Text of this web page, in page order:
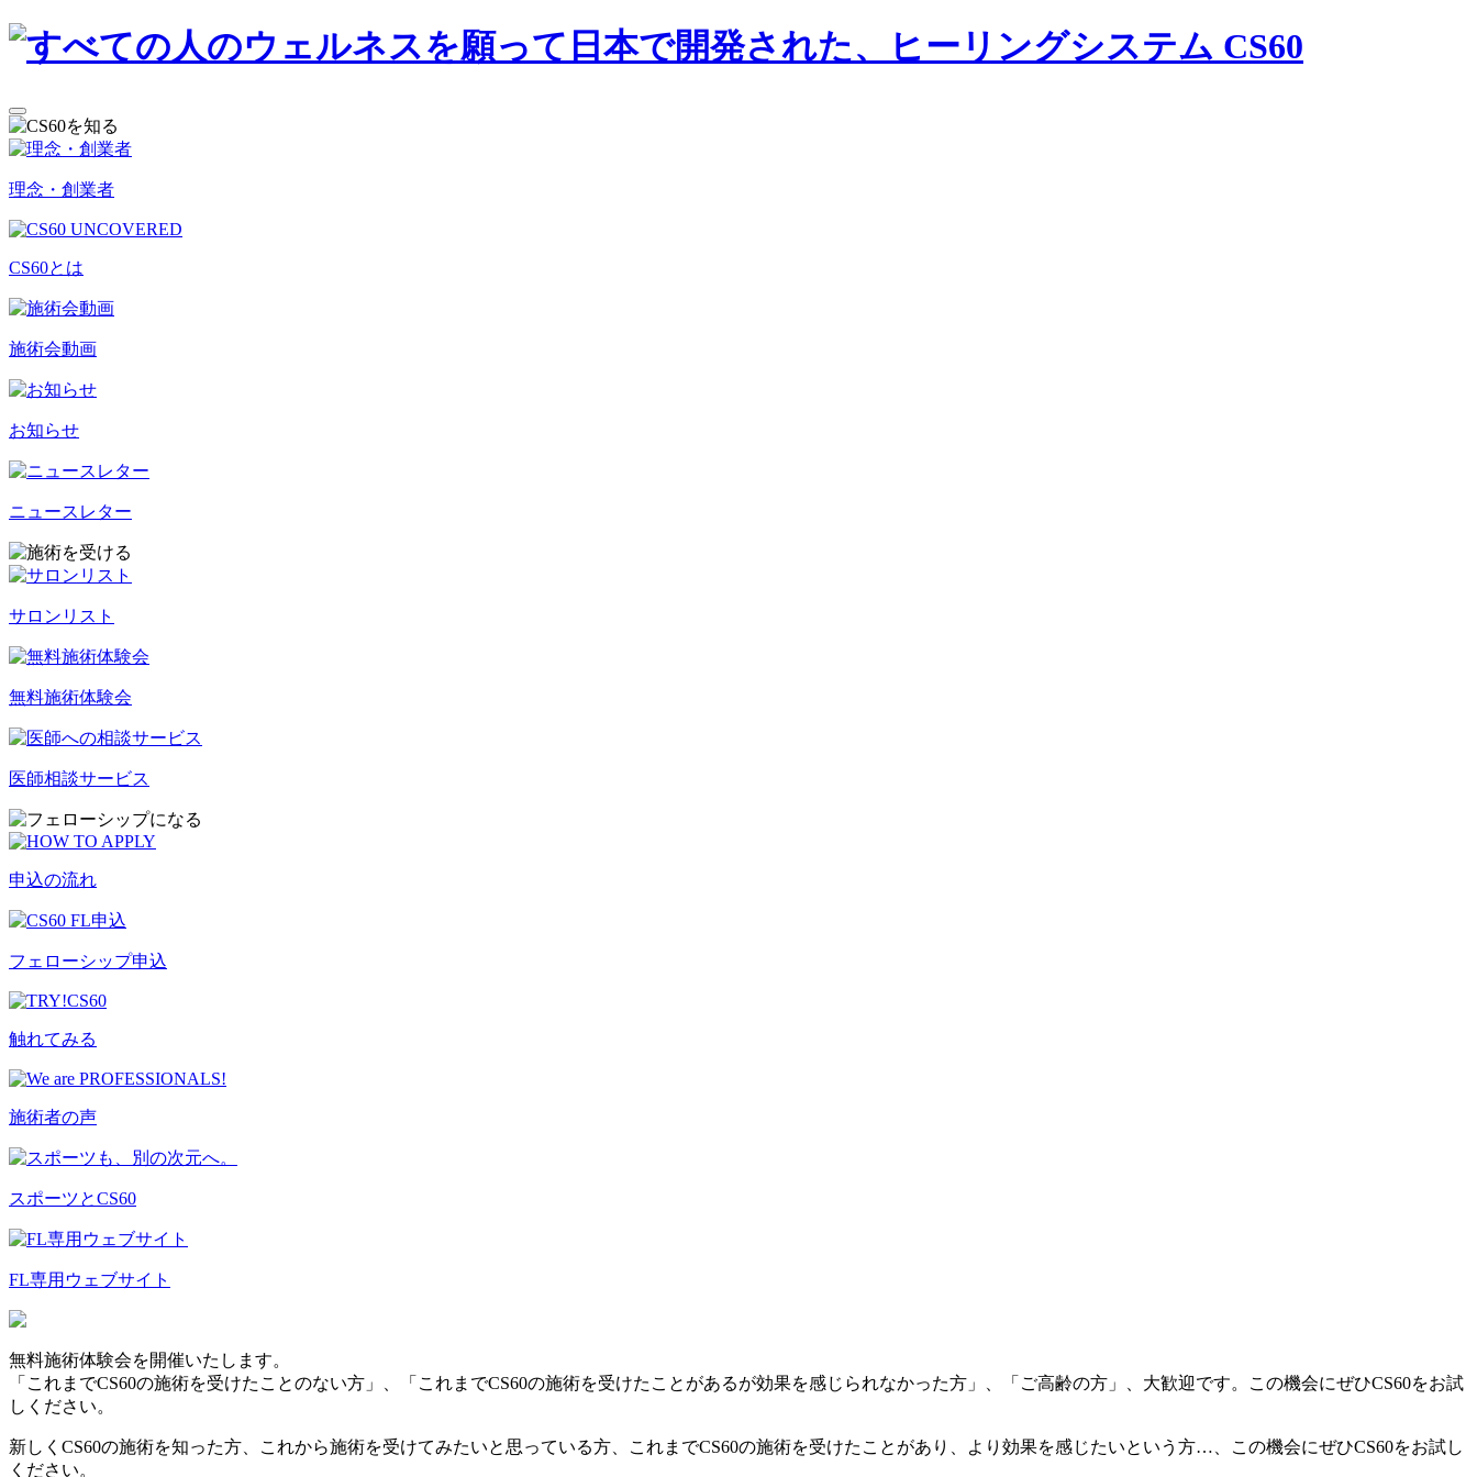
理念・創業者
CS60とは
施術会動画
お知らせ
ニュースレター
サロンリスト
無料施術体験会
医師相談サービス
申込の流れ
フェローシップ申込
触れてみる
施術者の声
スポーツとCS60
FL専用ウェブサイト
無料施術体験会を開催いたします。
「これまでCS60の施術を受けたことのない方」、「これまでCS60の施術を受けたことがあるが効果を感じられなかった方」、「ご高齢の方」、大歓迎です。この機会にぜひCS60をお試
しください。
新しくCS60の施術を知った方、これから施術を受けてみたいと思っている方、これまでCS60の施術を受けたことがあり、より効果を感じたいという方…、この機会にぜひCS60をお試し
ください。